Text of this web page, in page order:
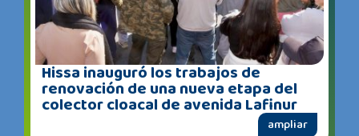
Hissa inauguró los trabajos de
renovación de una nueva etapa del
colector cloacal de avenida Lafinur
ampliar